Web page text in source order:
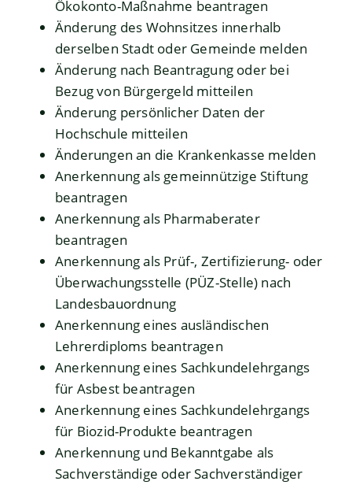
Ökokonto-Maßnahme beantragen
Änderung des Wohnsitzes innerhalb
derselben Stadt oder Gemeinde melden
Änderung nach Beantragung oder bei
Bezug von Bürgergeld mitteilen
Änderung persönlicher Daten der
Hochschule mitteilen
Änderungen an die Krankenkasse melden
Anerkennung als gemeinnützige Stiftung
beantragen
Anerkennung als Pharmaberater
beantragen
Anerkennung als Prüf-, Zertifizierung- oder
Überwachungsstelle (PÜZ-Stelle) nach
Landesbauordnung
Anerkennung eines ausländischen
Lehrerdiploms beantragen
Anerkennung eines Sachkundelehrgangs
für Asbest beantragen
Anerkennung eines Sachkundelehrgangs
für Biozid-Produkte beantragen
Anerkennung und Bekanntgabe als
Sachverständige oder Sachverständiger